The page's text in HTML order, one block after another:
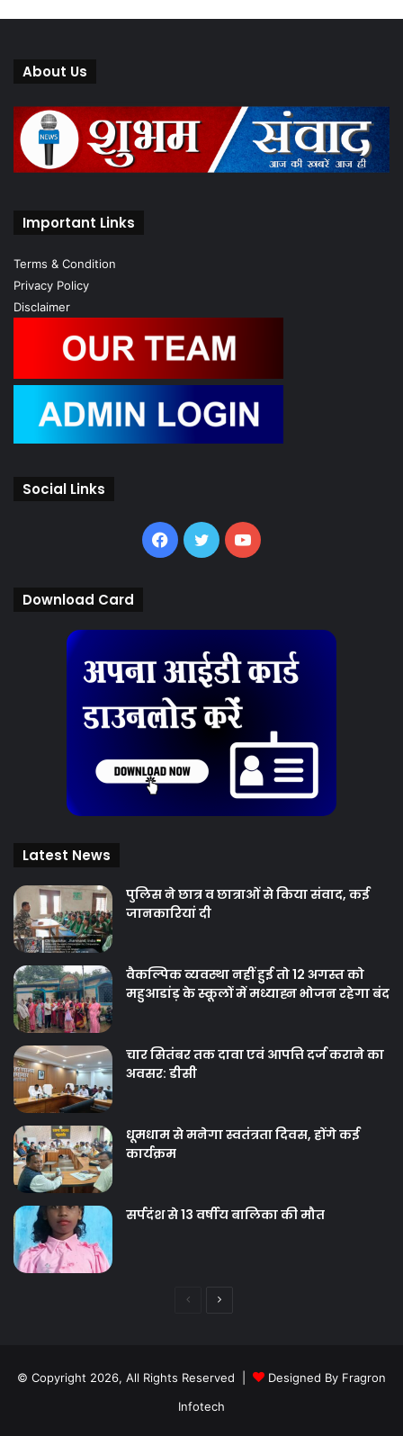
About Us
Important Links
Terms & Condition
Privacy Policy
Disclaimer
Social Links
Facebook
TwitterYouTube
Download Card
Latest News
पुलिस ने छात्र व छात्राओं से किया संवाद, कई
जानकारियां दी
वैकल्पिक व्यवस्था नहीं हुई तो 12 अगस्त को
महुआडांड़ के स्कूलों में मध्याह्न भोजन रहेगा बंद
चार सितंबर तक दावा एवं आपत्ति दर्ज कराने का
अवसर: डीसी
धूमधाम से मनेगा स्वतंत्रता दिवस, होंगे कई
कार्यक्रम
सर्पदंश से 13 वर्षीय बालिका की मौत
PreviousNext
© Copyright 2026, All Rights Reserved |
Designed By Fragron
Infotech